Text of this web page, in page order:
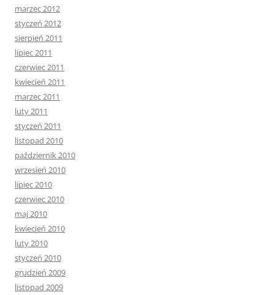
marzec 2012
styczeń 2012
sierpień 2011
lipiec 2011
czerwiec 2011
kwiecień 2011
marzec 2011
luty 2011
styczeń 2011
listopad 2010
październik 2010
wrzesień 2010
lipiec 2010
czerwiec 2010
maj 2010
kwiecień 2010
luty 2010
styczeń 2010
grudzień 2009
listopad 2009